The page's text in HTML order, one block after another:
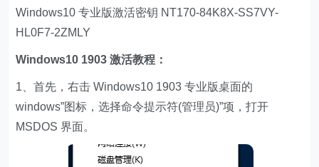
Windows10 专业版激活密钥 NT170-84K8X-SS7VY-
HL0F7-2ZMLY
Windows10 1903 激活教程：
1、首先，右击 Windows10 1903 专业版桌面的
windows”图标，选择命令提示符(管理员)”项，打开
MSDOS 界面。